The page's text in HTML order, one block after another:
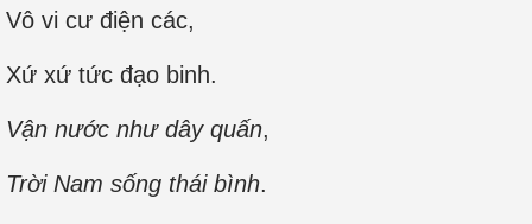
Vô vi cư điện các,
Xứ xứ tức đạo binh.
Vận nước như dây quấn,
Trời Nam sống thái bình.